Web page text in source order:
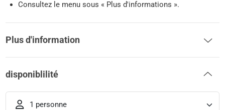
Consultez le menu sous « Plus d'informations ».
Plus d'information
disponiblilité
1 personne